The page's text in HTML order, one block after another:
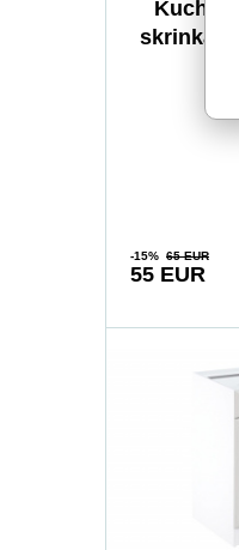
skrinka
-15% 65 EUR
55 EUR